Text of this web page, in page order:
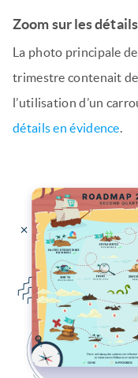
Zoom sur les détails
La photo principale
trimestre contenait
l’utilisation d’un
détails en évidence.